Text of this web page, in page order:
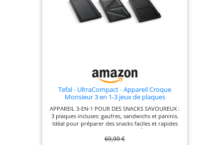
Tefal - UltraCompact - Appareil Croque
Monsieur 3 en 1-3 jeux de plaques
APPAREIL 3-EN-1 POUR DES SNACKS SAVOUREUX :
3 plaques incluses: gaufres, sandwichs et paninis.
Idéal pour préparer des snacks faciles et rapides
appareil compact se range facilement pour ne pas
69,99 €